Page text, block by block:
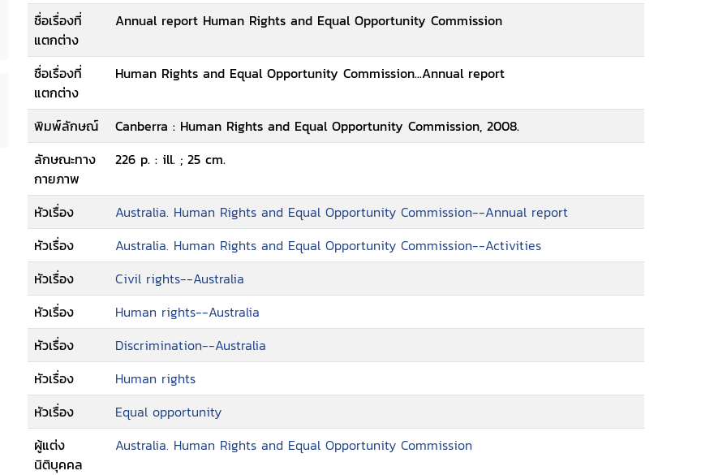
ชื่อเรื่องที่
แตกต่าง
Annual report Human Rights and Equal Opportunity Commission
ชื่อเรื่องที่
แตกต่าง
Human Rights and Equal Opportunity Commission...Annual report
พิมพ์ลักษณ์
Canberra : Human Rights and Equal Opportunity Commission, 2008.
ลักษณะทาง
กายภาพ
226 p. : ill. ; 25 cm.
หัวเรื่อง
Australia. Human Rights and Equal Opportunity Commission--Annual report
หัวเรื่อง
Australia. Human Rights and Equal Opportunity Commission--Activities
หัวเรื่อง
Civil rights--Australia
หัวเรื่อง
Human rights--Australia
หัวเรื่อง
Discrimination--Australia
หัวเรื่อง
Human rights
หัวเรื่อง
Equal opportunity
ผู้แต่ง
นิติบุคคล
Australia. Human Rights and Equal Opportunity Commission